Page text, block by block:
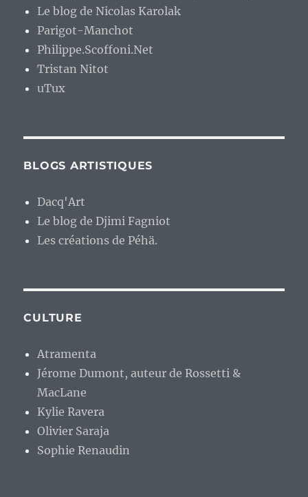
Le blog de Nicolas Karolak
Parigot-Manchot
Philippe.Scoffoni.Net
Tristan Nitot
uTux
BLOGS ARTISTIQUES
Dacq'Art
Le blog de Djimi Fagniot
Les créations de Péhä.
CULTURE
Atramenta
Jérome Dumont, auteur de Rossetti &
MacLane
Kylie Ravera
Olivier Saraja
Sophie Renaudin